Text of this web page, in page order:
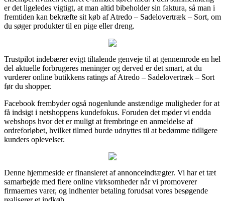
er det ligeledes vigtigt, at man altid bibeholder sin faktura, så man i
fremtiden kan bekræfte sit køb af Atredo – Sadelovertræk – Sort, om
du søger produkter til en pige eller dreng.
Trustpilot indebærer evigt tiltalende genveje til at gennemrode en hel
del aktuelle forbrugeres meninger og derved er det smart, at du
vurderer online butikkens ratings af Atredo – Sadelovertræk – Sort
før du shopper.
Facebook frembyder også nogenlunde anstændige muligheder for at
få indsigt i netshoppens kundefokus. Foruden det møder vi endda
webshops hvor det er muligt at frembringe en anmeldelse af
ordreforløbet, hvilket tilmed burde udnyttes til at bedømme tidligere
kunders oplevelser.
Denne hjemmeside er finansieret af annonceindtægter. Vi har et tæt
samarbejde med flere online virksomheder når vi promoverer
firmaernes varer, og indhenter betaling forudsat vores besøgende